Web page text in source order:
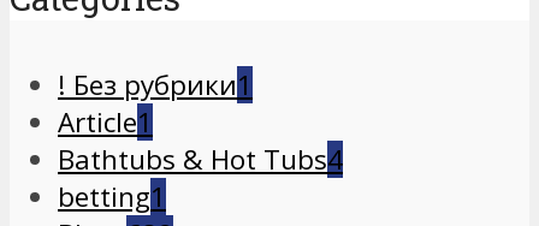
! Без рубрики1
Article1
Bathtubs & Hot Tubs4
betting1